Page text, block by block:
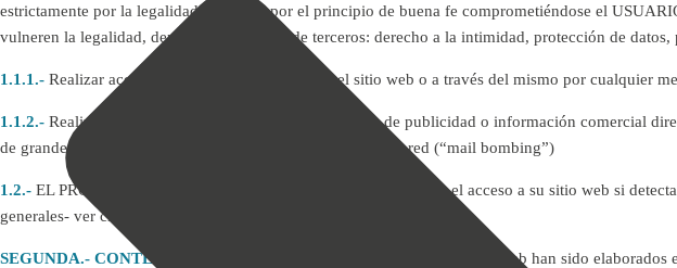
estrictamente por la legalidad vigente y por el principio de buena fe comprometiéndose el
vulneren la legalidad, derechos o intereses de terceros: derecho a la intimidad, protección de
1.1.1.- Realizar acciones que puedan producir en el sitio web o a través del mismo por cualquier
1.1.2.- Realizar sin la debida autorización cualquier tipo de publicidad o información comercial
de grandes mensajes con el fin de bloquear servidores de la red (“mail bombing”)
1.2.- EL PROPIETARIO, podrá interrumpir en cualquier momento el acceso a su sitio web si
generales- ver cláusula quinta.
SEGUNDA.- CONTENIDOS.- Los contenidos incorporados en este sitio web han sido elaborados